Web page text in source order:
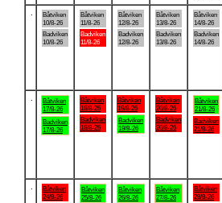
Båtviken
10/8-26
Badviken
10/8-26
Båtviken
11/8-26
Badviken
11/8-26
Båtviken
12/8-26
Badviken
12/8-26
Båtviken
13/8-26
Badviken
13/8-26
Båtviken
14/8-26
Badviken
14/8-26
Båtviken
17/8-26
Badviken
17/8-26
Båtviken
18/8-26
Badviken
18/8-26
Båtviken
19/8-26
Badviken
19/8-26
Båtviken
20/8-26
Badviken
20/8-26
Båtviken
21/8-26
Badviken
21/8-26
Båtviken
24/8-26
Båtviken
25/8-26
Båtviken
26/8-26
Båtviken
27/8-26
Båtviken
28/8-26